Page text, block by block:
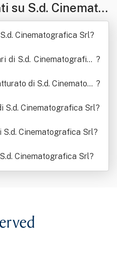
su S.d. Cinemato
Cinematografica Srl?
di S.d. Cinematografica ?
di S.d. Cinematogr ?
S.d. Cinematografica Srl?
S.d. Cinematografica Srl?
Cinematografica Srl?